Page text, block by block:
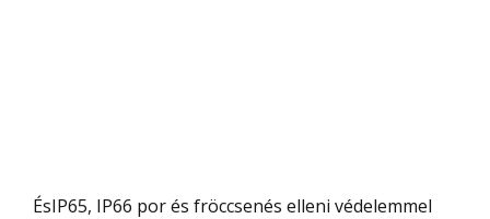
ÉsIP65, IP66 por és fröccsenés elleni védelemmel